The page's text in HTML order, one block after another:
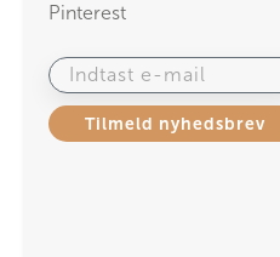
Pinterest
Indtast e-mail
Tilmeld nyhedsbrev